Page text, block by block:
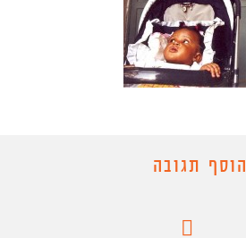
הוסף תגובה